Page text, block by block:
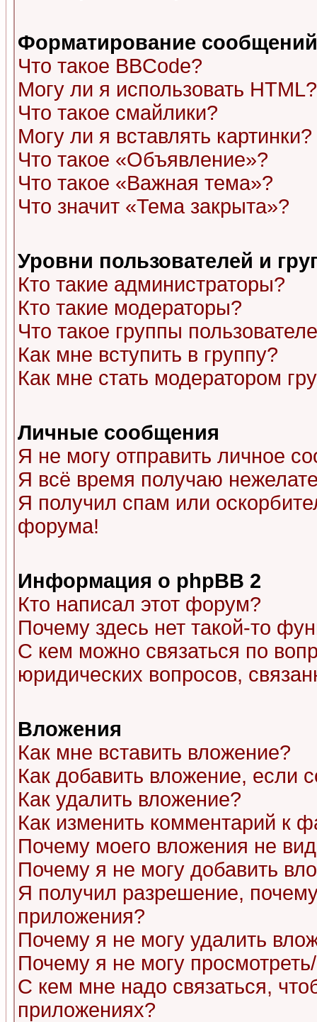
Форматирование
Что такое BBCode?
Могу ли я использовать HTML?
Что такое смайлики?
Могу ли я вставлять картинки?
Что такое «Объявление»?
Что такое «Важная тема»?
Что значит «Тема закрыта»?
Уровни пользователей и
Кто такие администраторы?
Кто такие модераторы?
Что такое группы
Как мне вступить в группу?
Как мне стать модератором
Личные сообщения
Я не могу отправить личное
Я всё время получаю
Я получил спам или
форума!
Информация о phpBB 2
Кто написал этот форум?
Почему здесь нет такой-то
С кем можно связаться по
юридических вопросов,
Вложения
Как мне вставить вложение?
Как добавить вложение, если
Как удалить вложение?
Как изменить комментарий к
Почему моего вложения не
Почему я не могу добавить
Я получил разрешение,
приложения?
Почему я не могу удалить
Почему я не могу
С кем мне надо связаться,
приложениях?